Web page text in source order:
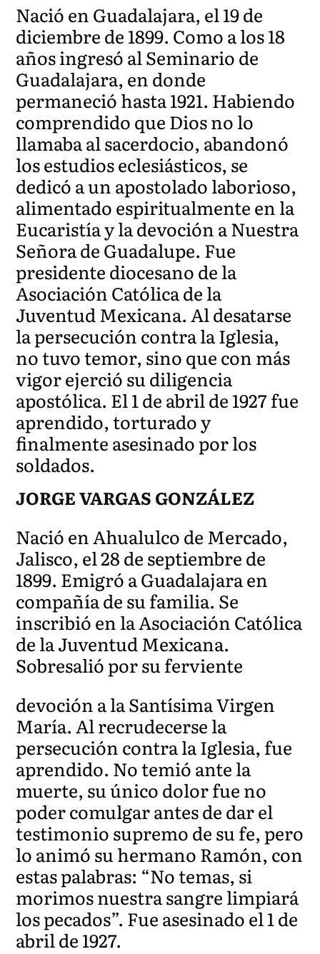
Nació en Guadalajara, el 19 de
diciembre de 1899. Como a los 18
años ingresó al Seminario de
Guadalajara, en donde
permaneció hasta 1921. Habiendo
comprendido que Dios no lo
llamaba al sacerdocio, abandonó
los estudios eclesiásticos, se
dedicó a un apostolado laborioso,
alimentado espiritualmente en la
Eucaristía y la devoción a Nuestra
Señora de Guadalupe. Fue
presidente diocesano de la
Asociación Católica de la
Juventud Mexicana. Al desatarse
la persecución contra la Iglesia,
no tuvo temor, sino que con más
vigor ejerció su diligencia
apostólica. El 1 de abril de 1927 fue
aprendido, torturado y
finalmente asesinado por los
soldados.
JORGE VARGAS GONZÁLEZ
Nació en Ahualulco de Mercado,
Jalisco, el 28 de septiembre de
1899. Emigró a Guadalajara en
compañía de su familia. Se
inscribió en la Asociación Católica
de la Juventud Mexicana.
Sobresalió por su ferviente
devoción a la Santísima Virgen
María. Al recrudecerse la
persecución contra la Iglesia, fue
aprendido. No temió ante la
muerte, su único dolor fue no
poder comulgar antes de dar el
testimonio supremo de su fe, pero
lo animó su hermano Ramón, con
estas palabras: “No temas, si
morimos nuestra sangre limpiará
los pecados”. Fue asesinado el 1 de
abril de 1927.